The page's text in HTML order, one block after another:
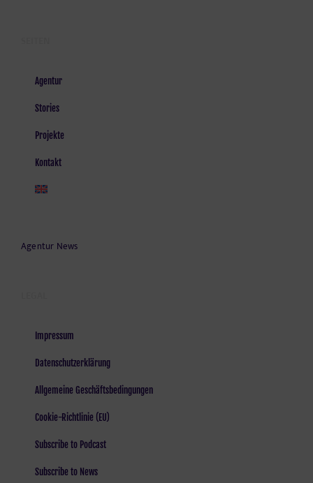
Agentur
Stories
Projekte
Kontakt
Agentur News
Impressum
Datenschutzerklärung
Allgemeine Geschäftsbedingungen
Cookie-Richtlinie (EU)
Subscribe to Podcast
Subscribe to News